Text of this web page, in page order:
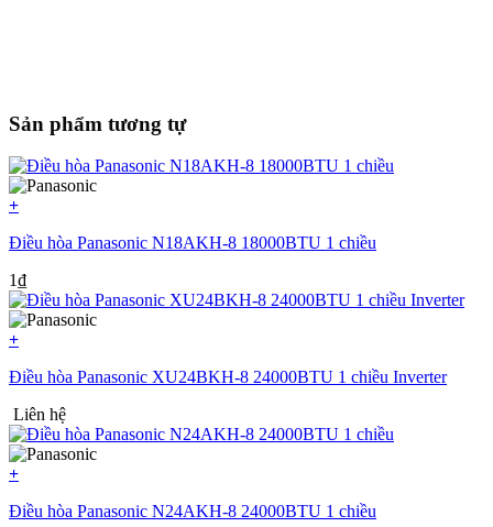
Sản phẩm tương tự
+
Điều hòa Panasonic N18AKH-8 18000BTU 1 chiều
1₫
+
Điều hòa Panasonic XU24BKH-8 24000BTU 1 chiều Inverter
Liên hệ
+
Điều hòa Panasonic N24AKH-8 24000BTU 1 chiều